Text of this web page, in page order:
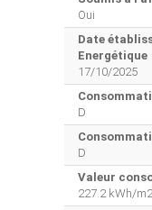
Oui
Date
Energétique
17/10/2025
D
D
Valeur
227.2 kWh/